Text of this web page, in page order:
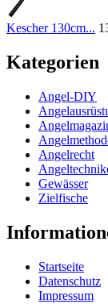
Kescher 130cm...
Kategorien
Angel-DIY
Angelrecht
Gewässer
Zielfische
Startseite
Datenschutz
Impressum